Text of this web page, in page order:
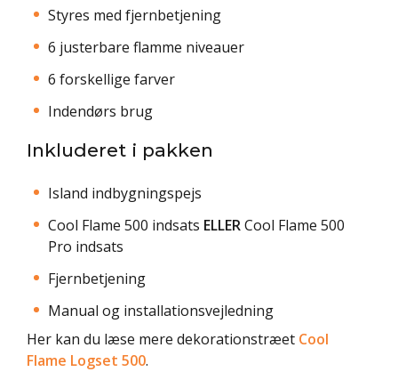
Styres med fjernbetjening
6 justerbare flamme niveauer
6 forskellige farver
Indendørs brug
Inkluderet i pakken
Island indbygningspejs
Cool Flame 500 indsats ELLERCool Flame 500
Pro indsats
Fjernbetjening
Manual og installationsvejledning
Her kan du læse mere dekorationstræet Cool
Flame Logset 500.